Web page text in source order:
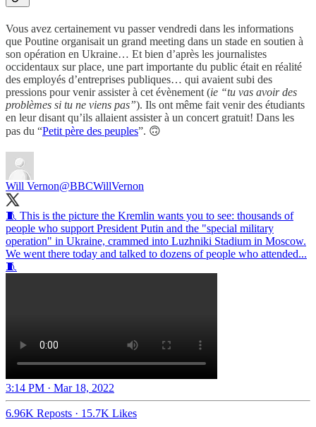
Vous avez certainement vu passer vendredi dans les informations
que Poutine organisait un grand meeting dans un stade en soutien à
son opération en Ukraine… Et bien d’après les journalistes
occidentaux sur place, une part importante du public était en réalité
des employés d’entreprises publiques… qui avaient subi des
pressions pour venir assister à cet évènement (ie “tu vas avoir des
problèmes si tu ne viens pas”). Ils ont même fait venir des étudiants
en leur disant qu’ils allaient assister à un concert gratuit! Dans les
pas du “Petit père des peuples”. 🙃
Will Vernon@BBCWillVernon
🧵 This is the picture the Kremlin wants you to see: thousands of
people who support President Putin and the "special military
operation" in Ukraine, crammed into Luzhniki Stadium in Moscow.
We went there today and talked to dozens of people who attended...
🧵
3:14 PM · Mar 18, 2022
6.96K Reposts · 15.7K Likes